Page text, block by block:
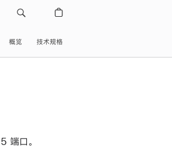
概览 技术规格
端口。